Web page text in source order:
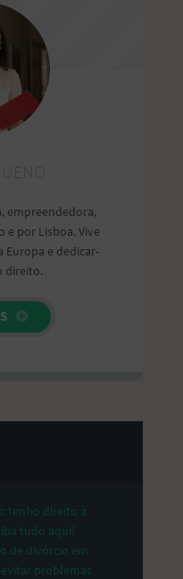
empreendedora,
e por Lisboa. Vive
Europa e dedicar-
direito.
tenho direito à
tudo aqui!
de divórcio em
problemas